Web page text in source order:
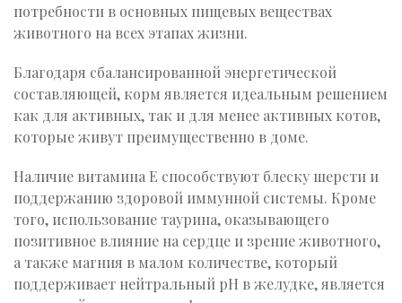
потребности в основных пищевых веществах
животного на всех этапах жизни.
Благодаря сбалансированной энергетической
составляющей, корм является идеальным решением
как для активных, так и для менее активных котов,
которые живут преимущественно в доме.
Наличие витамина Е способствуют блеску шерсти и
поддержанию здоровой иммунной системы. Кроме
того, использование таурина, оказывающего
позитивное влияние на сердце и зрение животного,
а также магния в малом количестве, который
поддерживает нейтральный рН в желудке, является